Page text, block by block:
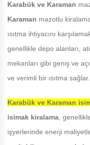
Karabük ve Karaman
Karaman mazotlu
ısıtma ihtiyacını
genellikle depo alanları,
mekanları gibi geniş ve
ve verimli bir ısıtma sağlar.
Karabük ve Karaman
isimak kiralama ,
işyerlerinde enerji